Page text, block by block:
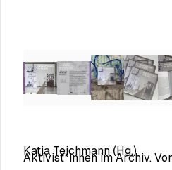
Katja Teichmann (Hg.)
Aktivist*innen im Archiv.